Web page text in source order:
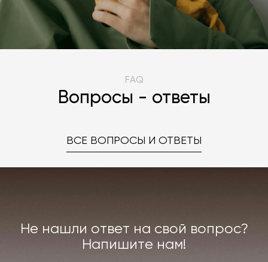
FAQ
Вопросы - ответы
ВСЕ ВОПРОСЫ И ОТВЕТЫ
Не нашли ответ на свой вопрос?
Напишите нам!